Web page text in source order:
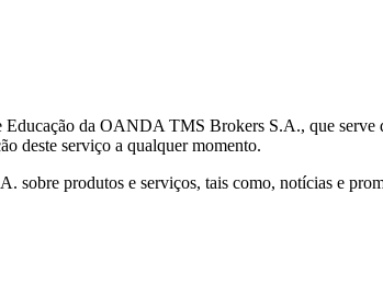
da OANDA TMS Brokers S.A., que serve
deste serviço a qualquer momento.
produtos e serviços, tais como, notícias e